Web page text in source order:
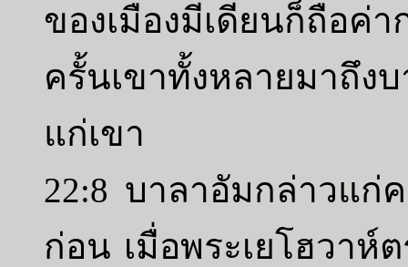
ของเมืองมีเดียนก็ถือค่
ครั้นเขาทั้งหลายมาถึ
แก่เขา
22:8 บาลาอัมกล่าวแก่
ก่อน เมื่อพระเยโฮวาห์